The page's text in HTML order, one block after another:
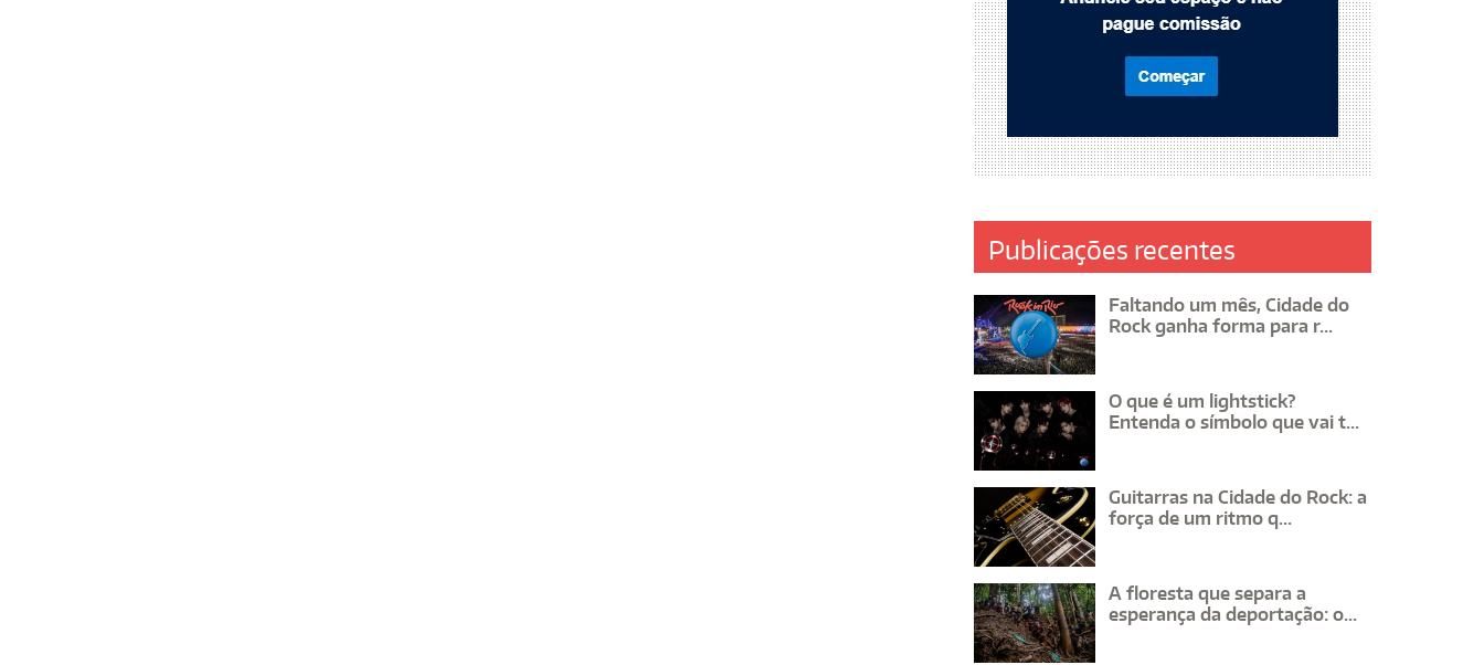
Publicações recentes
Faltando um mês, Cidade do
Rock ganha forma para r...
O que é um lightstick?
Entenda o símbolo que vai t...
Guitarras na Cidade do Rock: a
força de um ritmo q...
A floresta que separa a
esperança da deportação: o...